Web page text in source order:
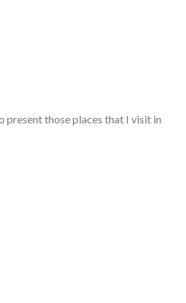
those places that I visit in